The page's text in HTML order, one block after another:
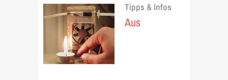
Tipps & Infos
Aus